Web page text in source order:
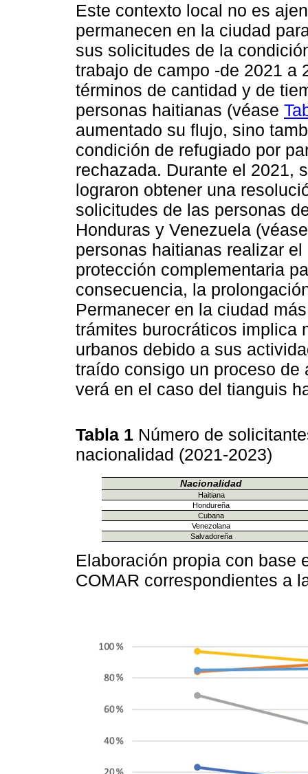
Este contexto local no es
permanecen en la ciudad
sus solicitudes de la
trabajo de campo -de 2021 a
términos de cantidad y de
personas haitianas (véase
aumentado su flujo, sino
condición de refugiado por
rechazada. Durante el 2021,
lograron obtener una
solicitudes de las personas
Honduras y Venezuela
personas haitianas realizar
protección complementaria
consecuencia, la
Permanecer en la ciudad
trámites burocráticos implica
urbanos debido a sus
traído consigo un proceso
verá en el caso del tianguis
Tabla 1 Número de
nacionalidad (2021-2023)
Nacionalidad
Haitiana
Hondureña
Cubana
Venezolana
Salvadoreña
Elaboración propia con base
COMAR correspondientes a